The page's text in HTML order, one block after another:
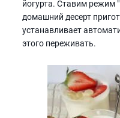
йогурта. Ставим
домашний десерт
устанавливает
этого переживать.